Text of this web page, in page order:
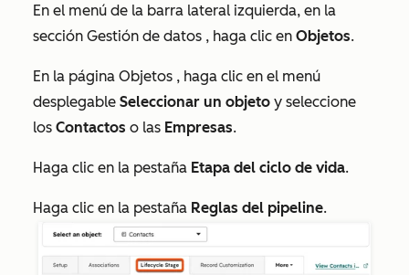
En el menú de la barra lateral izquierda, en la
sección Gestión de datos , haga clic en Objetos.
En la página Objetos , haga clic en el menú
desplegable Seleccionar un objeto y seleccione
los Contactos o las Empresas.
Haga clic en la pestaña Etapa del ciclo de vida.
Haga clic en la pestaña Reglas del pipeline.